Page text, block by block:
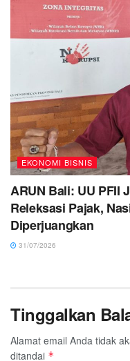
EKONOMI BISNIS
ARUN Bali: UU PFII
Releksasi Pajak,
Diperjuangkan
31/07/2026
Tinggalkan
Alamat email Anda tidak
ditandai *